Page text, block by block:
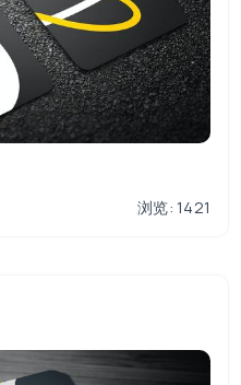
浏览: 1421